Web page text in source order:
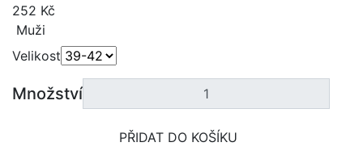
252 Kč
Muži
Velikost
Množství
PŘIDAT DO KOŠÍKU